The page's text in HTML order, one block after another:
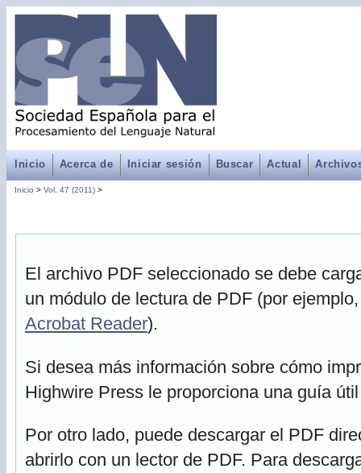
Inicio Acerca de Iniciar sesión Buscar Actual
Inicio > Vol. 47 (2011) >
El archivo PDF seleccionado se debe
un módulo de lectura de PDF (por
Acrobat Reader).
Si desea más información sobre cómo
Highwire Press le proporciona una guía
Por otro lado, puede descargar el PDF
abrirlo con un lector de PDF. Para